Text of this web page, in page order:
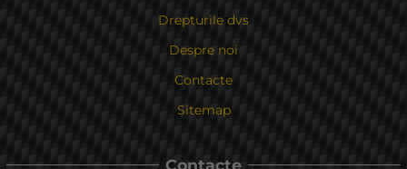
Drepturile dvs
Despre noi
Contacte
Sitemap